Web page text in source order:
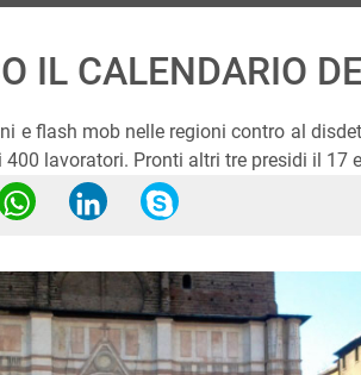
IL CALENDARIO
e flash mob nelle regioni contro al
400 lavoratori. Pronti altri tre presidi il 17
WhatsApp
LinkedIn